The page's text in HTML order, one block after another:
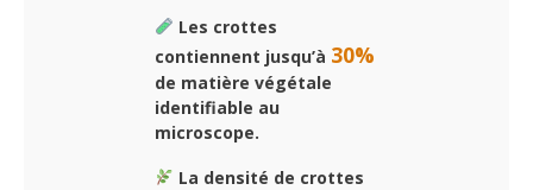
Les crottes
contiennent jusqu’à 30%
de matière végétale
identifiable au
microscope.
La densité de crottes